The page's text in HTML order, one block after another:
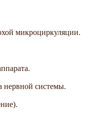
микроциркуляции.
нервной системы.